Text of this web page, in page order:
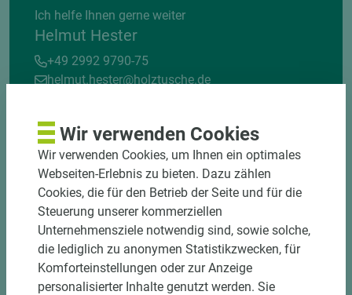
Ich helfe Ihnen gerne weiter
Helmut Hester
+49 2992 9790-75
helmut.hester@holztusche.de
DOWNLOADS
Wir verwenden Cookies
Wir verwenden Cookies, um Ihnen ein optimales
Webseiten-Erlebnis zu bieten. Dazu zählen
Cookies, die für den Betrieb der Seite und für die
Steuerung unserer kommerziellen
Unternehmensziele notwendig sind, sowie solche,
die lediglich zu anonymen Statistikzwecken, für
Komforteinstellungen oder zur Anzeige
personalisierter Inhalte genutzt werden. Sie